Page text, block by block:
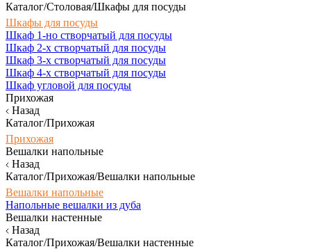
Каталог/Столовая/Шкафы для посуды
Шкафы для посуды
Шкаф 1-но створчатый для посуды
Шкаф 2-х створчатый для посуды
Шкаф 3-х створчатый для посуды
Шкаф 4-х створчатый для посуды
Шкаф угловой для посуды
Прихожая
Назад
Каталог/Прихожая
Прихожая
Вешалки напольные
Назад
Каталог/Прихожая/Вешалки напольные
Вешалки напольные
Напольные вешалки из дуба
Вешалки настенные
Назад
Каталог/Прихожая/Вешалки настенные